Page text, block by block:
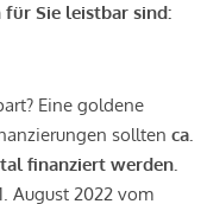
Sie leistbar sind:
Eine goldene
sollten ca.
finanziert werden.
August 2022 vom